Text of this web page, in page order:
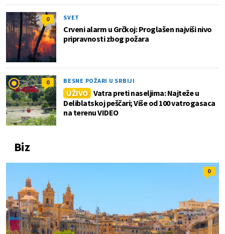
0 SVET
Crveni alarm u Grčkoj: Proglašen najviši nivo
pripravnosti zbog požara
0 BESNE POŽARI U SRBIJI
UŽIVO Vatra preti naseljima: Najteže u
Deliblatskoj peščari; Više od 100 vatrogasaca
na terenu VIDEO
Biz
0